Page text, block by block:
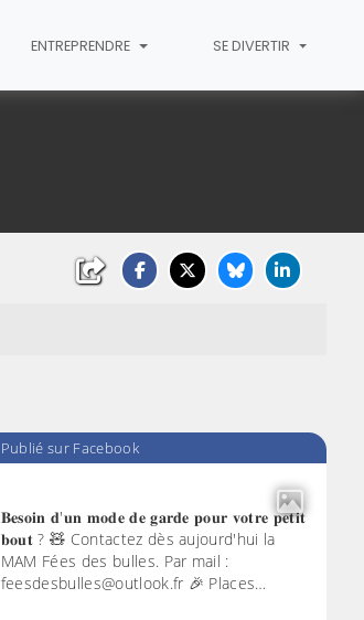
ENTREPRENDRE SE DIVERTIR
Publié sur Facebook
𝐁𝐞𝐬𝐨𝐢𝐧 𝐝'𝐮𝐧 𝐦𝐨𝐝𝐞 𝐝𝐞 𝐠𝐚𝐫𝐝𝐞 𝐩𝐨𝐮𝐫 𝐯𝐨𝐭𝐫𝐞 𝐩𝐞𝐭𝐢𝐭
𝐛𝐨𝐮𝐭 ? 🧸 Contactez dès aujourd'hui la
MAM Fées des bulles. Par mail :
feesdesbulles@outlook.fr 🎉 Places…